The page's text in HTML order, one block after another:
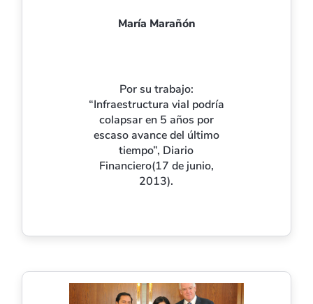
María Marañón
Por su trabajo:
“Infraestructura vial podría
colapsar en 5 años por
escaso avance del último
tiempo”, Diario
Financiero(17 de junio,
2013).